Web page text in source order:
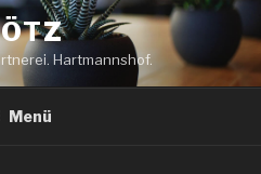
Hartmannshof.
Menü